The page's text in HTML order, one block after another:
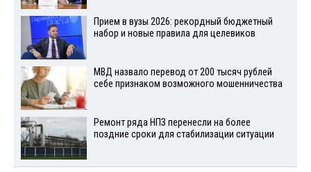
Прием в вузы 2026: рекордный бюджетный
набор и новые правила для целевиков
МВД назвало перевод от 200 тысяч рублей
себе признаком возможного мошенничества
Ремонт ряда НПЗ перенесли на более
поздние сроки для стабилизации ситуации